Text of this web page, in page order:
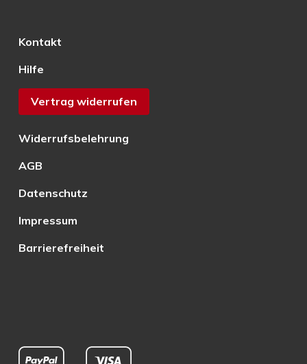
Kontakt
Hilfe
Vertrag widerrufen
Widerrufsbelehrung
AGB
Datenschutz
Impressum
Barrierefreiheit